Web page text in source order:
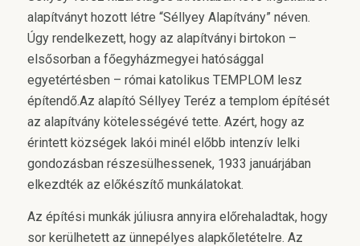
alapítványt hozott létre “Séllyey Alapítvány” néven.
Úgy rendelkezett, hogy az alapítványi birtokon –
elsősorban a főegyházmegyei hatósággal
egyetértésben – római katolikus TEMPLOM lesz
építendő.Az alapító Séllyey Teréz a templom építését
az alapítvány kötelességévé tette. Azért, hogy az
érintett községek lakói minél előbb intenzív lelki
gondozásban részesülhessenek, 1933 januárjában
elkezdték az előkészítő munkálatokat.
Az építési munkák júliusra annyira előrehaladtak, hogy
sor kerülhetett az ünnepélyes alapkőletételre. Az